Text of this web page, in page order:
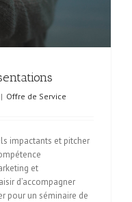
| Offre de Service
impactants et pitcher
et
d’accompagner
pour un séminaire de